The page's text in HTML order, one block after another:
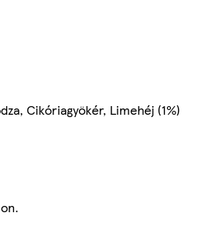
Cikóriagyökér, Limehéj (1%)